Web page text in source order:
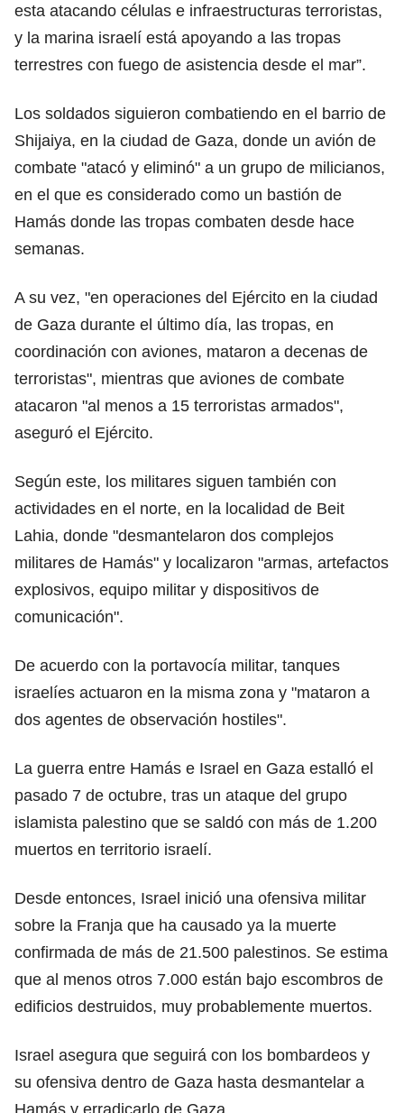
esta atacando células e infraestructuras terroristas,
y la marina israelí está apoyando a las tropas
terrestres con fuego de asistencia desde el mar”.
Los soldados siguieron combatiendo en el barrio de
Shijaiya, en la ciudad de Gaza, donde un avión de
combate "atacó y eliminó" a un grupo de milicianos,
en el que es considerado como un bastión de
Hamás donde las tropas combaten desde hace
semanas.
A su vez, "en operaciones del Ejército en la ciudad
de Gaza durante el último día, las tropas, en
coordinación con aviones, mataron a decenas de
terroristas", mientras que aviones de combate
atacaron "al menos a 15 terroristas armados",
aseguró el Ejército.
Según este, los militares siguen también con
actividades en el norte, en la localidad de Beit
Lahia, donde "desmantelaron dos complejos
militares de Hamás" y localizaron "armas, artefactos
explosivos, equipo militar y dispositivos de
comunicación".
De acuerdo con la portavocía militar, tanques
israelíes actuaron en la misma zona y "mataron a
dos agentes de observación hostiles".
La guerra entre Hamás e Israel en Gaza estalló el
pasado 7 de octubre, tras un ataque del grupo
islamista palestino que se saldó con más de 1.200
muertos en territorio israelí.
Desde entonces, Israel inició una ofensiva militar
sobre la Franja que ha causado ya la muerte
confirmada de más de 21.500 palestinos. Se estima
que al menos otros 7.000 están bajo escombros de
edificios destruidos, muy probablemente muertos.
Israel asegura que seguirá con los bombardeos y
su ofensiva dentro de Gaza hasta desmantelar a
Hamás y erradicarlo de Gaza.